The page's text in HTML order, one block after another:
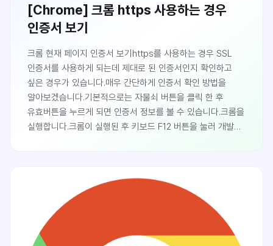
[Chrome] 크롬 https 사용하는 경우
인증서 보기
크롬 현재 페이지 인증서 보기https를 사용하는 경우 SSL
인증서를 사용하게 되는데 제대로 된 인증서인지 확인하고
싶은 경우가 있습니다.매우 간단하게 인증서 확인 방법을
알아보겠습니다.기본적으로는 자물쇠 버튼을 클릭 한 후
유효버튼을 누르게 되면 인증서 정보를 볼 수 있습니다.크롬을
실행합니다.크롬이 실행된 후 키보드 F12 버튼을 눌러 개발자
자동으로 인증서가 표시되게 하는 방법을 알아 보도록
하겠습니다.크롬을 열어준 후 주소창에
chrome://flags/#show-cert-link 라고 입력 후 엔터를
눌러 실험실에 ..